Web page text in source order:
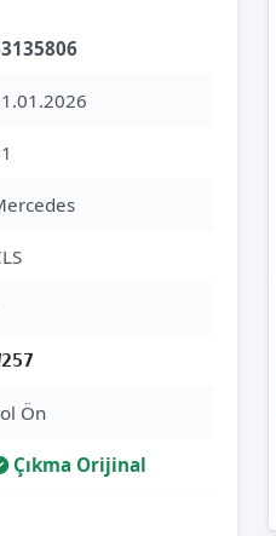
Ön
Çıkma Orijinal